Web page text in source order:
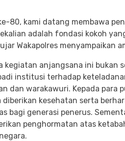
80, kami datang membawa
adalah fondasi kokoh
Wakapolres menyampaikan
kegiatan anjangsana ini bukan
institusi terhadap
dan warakawuri. Kepada para
kesehatan serta
bagi generasi penerus.
penghormatan atas